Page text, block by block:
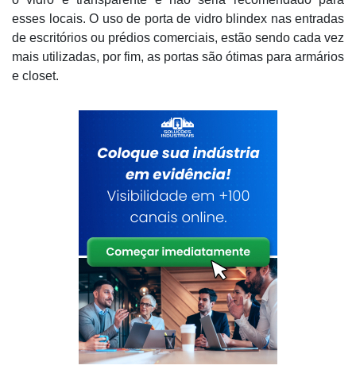
esses locais. O uso de porta de vidro blindex nas entradas
de escritórios ou prédios comerciais, estão sendo cada vez
mais utilizadas, por fim, as portas são ótimas para armários
e closet.